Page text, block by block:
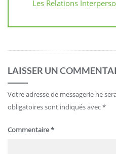
Les Relations
LAISSER UN
Votre adresse de messagerie ne
obligatoires sont indiqués avec*
Commentaire*